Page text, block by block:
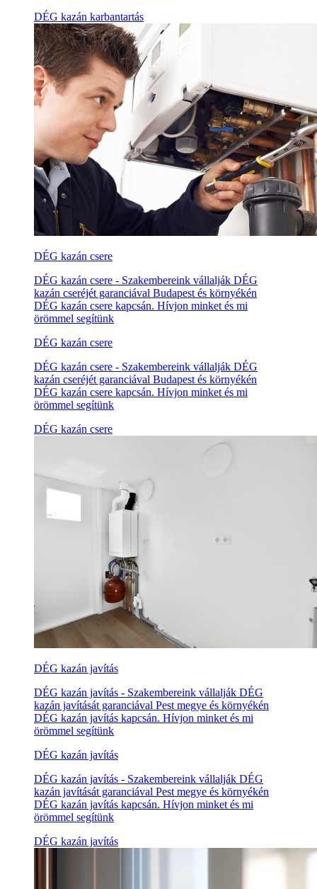
DÉG kazán karbantartás
DÉG kazán csere
DÉG kazán csere - Szakembereink vállalják DÉG
kazán cseréjét garanciával Budapest és környékén
DÉG kazán csere kapcsán. Hívjon minket és mi
örömmel segítünk
DÉG kazán csere
DÉG kazán csere - Szakembereink vállalják DÉG
kazán cseréjét garanciával Budapest és környékén
DÉG kazán csere kapcsán. Hívjon minket és mi
örömmel segítünk
DÉG kazán csere
DÉG kazán javítás
DÉG kazán javítás - Szakembereink vállalják DÉG
kazán javítását garanciával Pest megye és környékén
DÉG kazán javítás kapcsán. Hívjon minket és mi
örömmel segítünk
DÉG kazán javítás
DÉG kazán javítás - Szakembereink vállalják DÉG
kazán javítását garanciával Pest megye és környékén
DÉG kazán javítás kapcsán. Hívjon minket és mi
örömmel segítünk
DÉG kazán javítás